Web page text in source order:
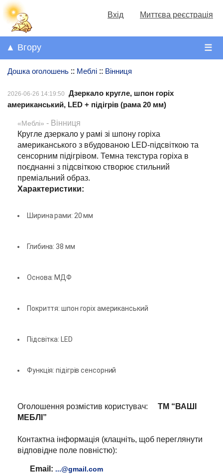
Вхід Миттєва реєстрація
☰
▲ Вгору
Дошка оголошень :: Меблі :: Вінниця
2026-06-26 14:19:50
Дзеркало кругле, шпон горіх
американський, LED + підігрів (рама 20 мм)
«Меблі» - Вінниця
Кругле дзеркало у рамі зі шпону горіха
американського з вбудованою LED-підсвіткою та
сенсорним підігрівом. Темна текстура горіха в
поєднанні з підсвіткою створює стильний
преміальний образ.
Характеристики:
Ширина рами: 20 мм
Глибина: 38 мм
Основа: МДФ
Покриття: шпон горіх американський
Підсвітка: LED
Функція: підігрів сенсорний
Оголошення розмістив користувач:
ТМ “ВАШІ
МЕБЛІ”
Контактна інформація (клацніть, щоб переглянути
відповідне поле повністю):
Email: ...@gmail.com